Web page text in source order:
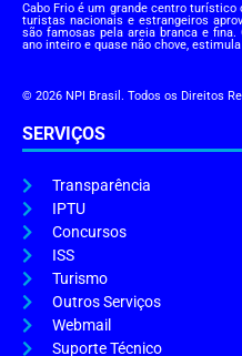
Cabo Frio é um grande centro
turistas nacionais e estrangeiros
são famosas pela areia branca e
ano inteiro e quase não chove,
© 2026 NPI Brasil. Todos os Direitos
SERVIÇOS
Transparência
IPTU
Concursos
ISS
Turismo
Outros Serviços
Webmail
Suporte Técnico